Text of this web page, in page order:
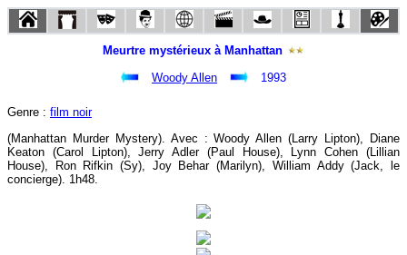
Meurtre mystérieux à Manhattan
Woody Allen
1993
Genre : film noir
(Manhattan Murder Mystery). Avec : Woody Allen (Larry Lipton), Diane
Keaton (Carol Lipton), Jerry Adler (Paul House), Lynn Cohen (Lillian
House), Ron Rifkin (Sy), Joy Behar (Marilyn), William Addy (Jack, le
concierge). 1h48.